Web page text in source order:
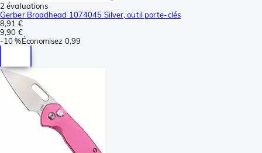
2 évaluations
Gerber Broadhead 1074045 Silver, outil porte-clés
8,91 €
9,90 €
-10 %Économisez 0,99